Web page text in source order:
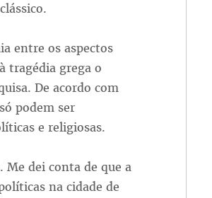
entre os aspectos
tragédia grega o
De acordo com
podem ser
e religiosas.
Me dei conta de que a
na cidade de